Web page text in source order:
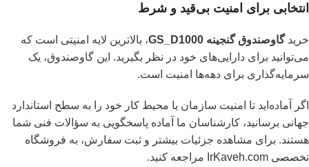
انتخابی برای امنیت بی‌قید و شرط
خریدگاوصندوق گنجینه GS_D1000
، بالاترین لایه امنیتی است که
می‌توانید برای دارایی‌های خود در نظر بگیرید. این گاوصندوق، یک
سرمایه‌گذاری برای دهه‌ها امنیت است.
اگر آماده‌اید تا امنیت سازمان یا محیط کار خود را به سطح استاندارد
جهانی برسانید، کارشناسان ما آماده پاسخگویی به سؤالات فنی شما
هستند. برای مشاهده جزئیات بیشتر و ثبت سفارش، به فروشگاه
تخصصی IrKaveh.com
مراجعه کنید.